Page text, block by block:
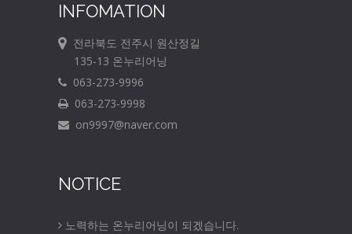
INFOMATION
전라북도 전주시 원산정길
135-13 온누리어닝
063-273-9996
063-273-9998
on9997@naver.com
NOTICE
노력하는 온누리어닝이 되겠습니다.